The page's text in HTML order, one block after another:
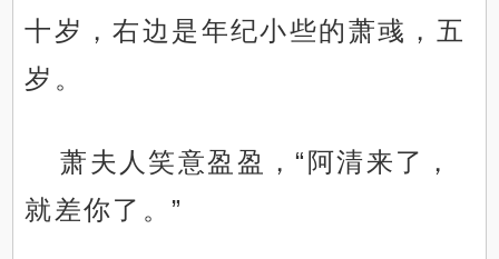
十岁，右边是年纪小些的萧彧，五
岁。
萧夫人笑意盈盈，“阿清来了，
就差你了。”